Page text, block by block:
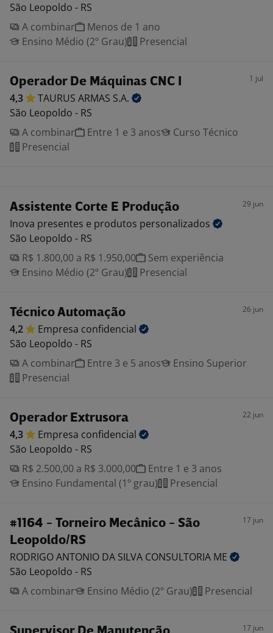
São Leopoldo - RS
A combinar
Menos de 1 ano
Ensino Médio (2º Grau)
Presencial
Operador De Máquinas CNC I 1 jul
4,3 TAURUS ARMAS S.A.
São Leopoldo - RS
A combinar
Entre 1 e 3 anos
Curso Técnico
Presencial
Assistente Corte E Produção 29 jun
Inova presentes e produtos personalizados
São Leopoldo - RS
R$ 1.800,00 a R$ 1.950,00
Sem experiência
Ensino Médio (2º Grau)
Presencial
Técnico Automação 26 jun
4,2 Empresa confidencial
São Leopoldo - RS
A combinar
Entre 3 e 5 anos
Ensino Superior
Presencial
Operador Extrusora 22 jun
4,3 Empresa confidencial
São Leopoldo - RS
R$ 2.500,00 a R$ 3.000,00
Entre 1 e 3 anos
Ensino Fundamental (1º grau)
Presencial
#1164 - Torneiro Mecânico - São
Leopoldo/RS
17 jun
RODRIGO ANTONIO DA SILVA CONSULTORIA ME
São Leopoldo - RS
A combinar
Ensino Médio (2º Grau) Presencial
17 jun